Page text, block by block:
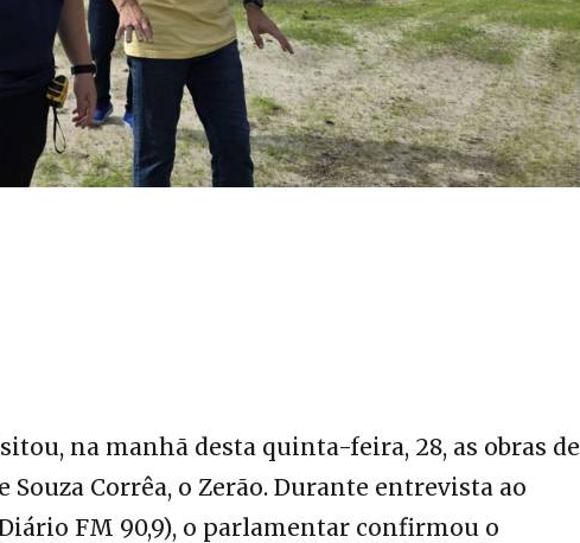
na manhã desta quinta-feira, 28, as obras de
Corrêa, o Zerão. Durante entrevista ao
FM 90,9), o parlamentar confirmou o